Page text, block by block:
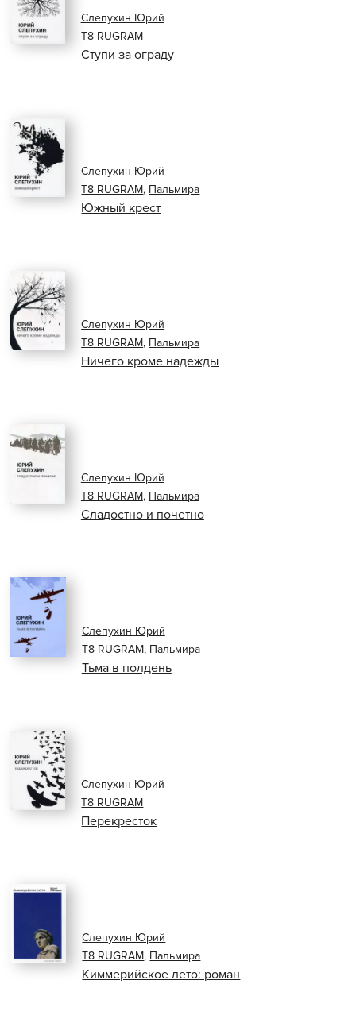
Ступи за ограду
Слепухин Юрий
Т8 RUGRAM
Южный крест
Слепухин Юрий
Т8 RUGRAM, Пальмира
Ничего кроме надежды
Слепухин Юрий
Т8 RUGRAM, Пальмира
Сладостно и почетно
Слепухин Юрий
Т8 RUGRAM, Пальмира
Тьма в полдень
Слепухин Юрий
Т8 RUGRAM, Пальмира
Перекресток
Слепухин Юрий
Т8 RUGRAM
Киммерийское лето: роман
Слепухин Юрий
Т8 RUGRAM, Пальмира